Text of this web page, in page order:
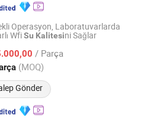
Operasyon, Laboratuvarlarda
WfiSu Kalitesini Sağlar
/ Parça
(MOQ)
Gönder
Co., Ltd.
Fiyat 2025